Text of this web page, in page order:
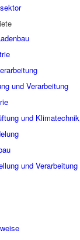
und Verarbeitung
und Klimatechnik
und Verarbeitung